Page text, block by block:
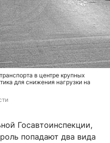
в центре крупных
для снижения нагрузки на
Госавтоинспекции,
попадают два вида